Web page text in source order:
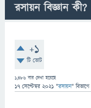
রসায়ন বিজ্ঞান কী?
+1
টি ভোট
1,486 বার দেখা হয়েছে
17 সেপ্টেম্বর 2021 "রসায়ন" বিভাগে